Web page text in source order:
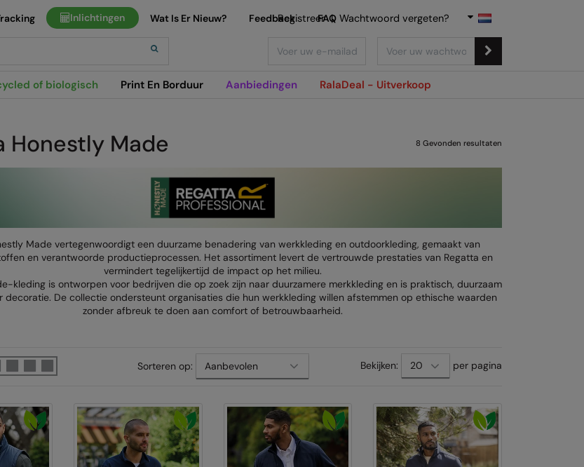
of biologisch Print En Borduur Aanbiedingen RalaDeal - Uitverkoop
Inlichtingen Wat Is Er Nieuw? Feedback FAQ
Registreer | Wachtwoord vergeten?
Honestly Made 8 Gevonden resultaten
Made vertegenwoordigt een duurzame benadering van werkkleding en outdoorkleding, gemaakt van
en verantwoorde productieprocessen. Het assortiment levert de vertrouwde prestaties van Regatta en
vermindert tegelijkertijd de impact op het milieu.
kleding is ontworpen voor bedrijven die op zoek zijn naar duurzamere merkkleding en is praktisch, duurzaam
decoratie. De collectie ondersteunt organisaties die hun werkkleding willen afstemmen op ethische waarden
zonder afbreuk te doen aan comfort of betrouwbaarheid.
Sorteren op: Bekijken: per pagina